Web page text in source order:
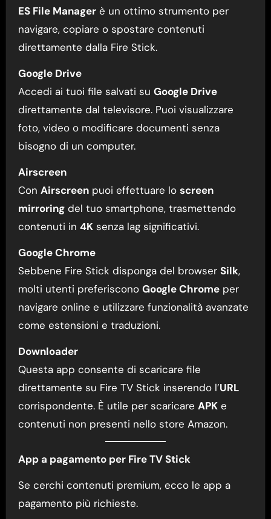
ES File Managerè un ottimo strumento per
navigare, copiare o spostare contenuti
direttamente dalla Fire Stick.
Google Drive
Accedi ai tuoi file salvati su Google Drive
direttamente dal televisore. Puoi visualizzare
foto, video o modificare documenti senza
bisogno di un computer.
Airscreen
Con Airscreenpuoi effettuare lo screen
mirroringdel tuo smartphone, trasmettendo
contenuti in 4Ksenza lag significativi.
Google Chrome
Sebbene Fire Stick disponga del browser Silk,
molti utenti preferiscono Google Chromeper
navigare online e utilizzare funzionalità avanzate
come estensioni e traduzioni.
Downloader
Questa app consente di scaricare file
direttamente su Fire TV Stick inserendo l’URL
corrispondente. È utile per scaricare APKe
contenuti non presenti nello store Amazon.
App a pagamento per Fire TV Stick
Se cerchi contenuti premium, ecco le app a
pagamento più richieste.